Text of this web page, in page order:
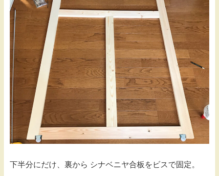
下半分にだけ、裏から シナベニヤ合板をビスで固定。